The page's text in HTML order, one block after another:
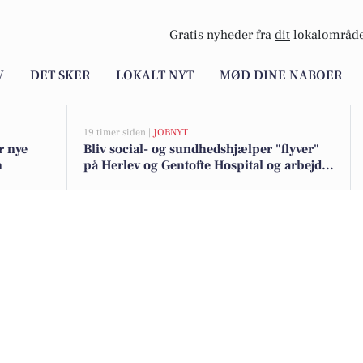
Gratis nyheder fra dit
DET SKER LOKALT NYT MØD DINE NABOER
nye
19 timer siden | JOBNYT
Bliv social- og sundhedshjælper "flyver"
på Herlev og Gentofte Hospital og arbejd